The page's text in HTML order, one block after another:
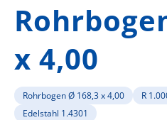
der
Bildergalerie
springen
x 4,00
Rohrbogen Ø 168,3 x 4,00
R
Edelstahl 1.4301